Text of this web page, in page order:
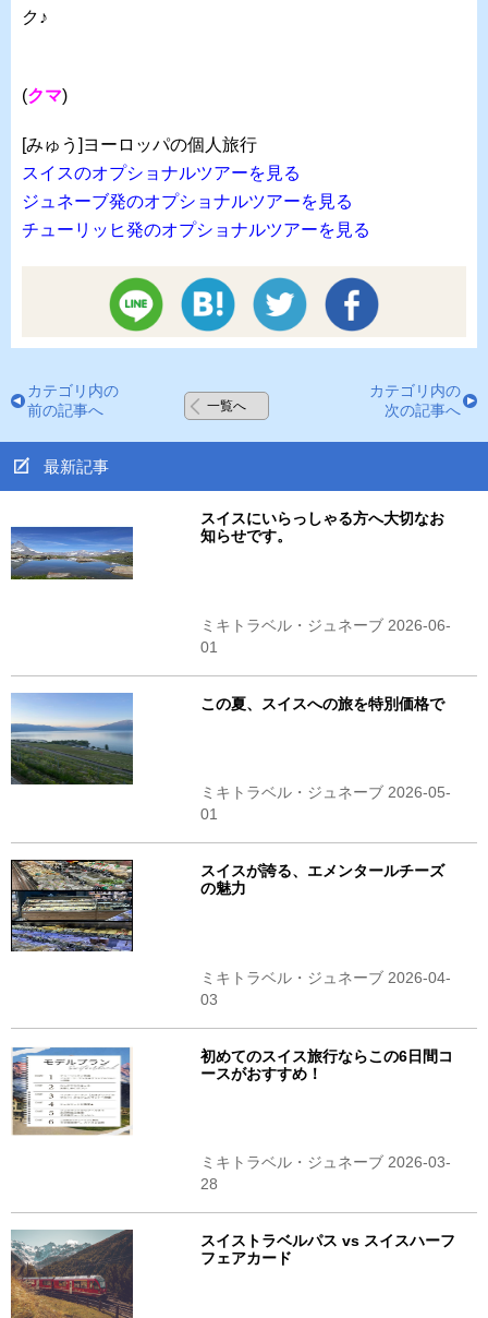
ク♪
(クマ)
[みゅう]ヨーロッパの個人旅行
スイスのオプショナルツアーを見る
ジュネーブ発のオプショナルツアーを見る
チューリッヒ発のオプショナルツアーを見る
カテゴリ内の
前の記事へ
一覧へ
カテゴリ内の
次の記事へ
最新記事
スイスにいらっしゃる方へ大切なお
知らせです。
ミキトラベル・ジュネーブ 2026-06-
01
この夏、スイスへの旅を特別価格で
ミキトラベル・ジュネーブ 2026-05-
01
スイスが誇る、エメンタールチーズ
の魅力
ミキトラベル・ジュネーブ 2026-04-
03
初めてのスイス旅行ならこの6日間コ
ースがおすすめ！
ミキトラベル・ジュネーブ 2026-03-
28
スイストラベルパス vs スイスハーフ
フェアカード